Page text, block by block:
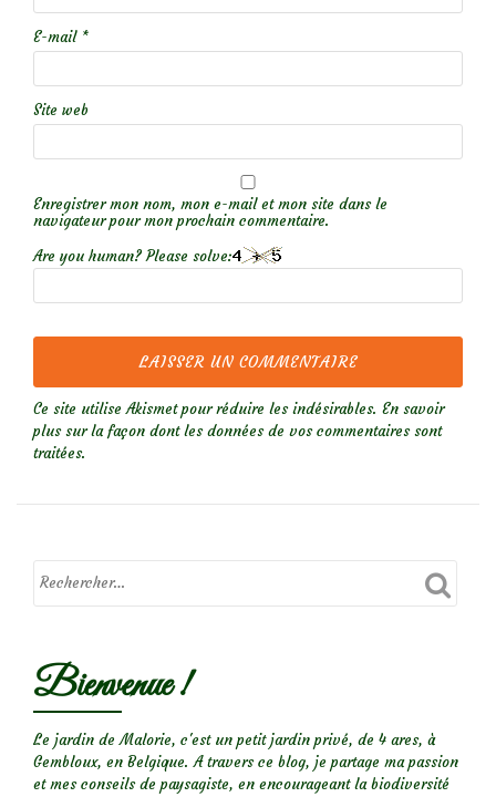
E-mail *
Site web
Enregistrer mon nom, mon e-mail et mon site dans le
navigateur pour mon prochain commentaire.
Are you human? Please solve:
Ce site utilise Akismet pour réduire les indésirables. En savoir
plus sur la façon dont les données de vos commentaires sont
traitées.
Bienvenue !
Le jardin de Malorie, c'est un petit jardin privé, de 4 ares, à
Gembloux, en Belgique. A travers ce blog, je partage ma passion
et mes conseils de paysagiste, en encourageant la biodiversité